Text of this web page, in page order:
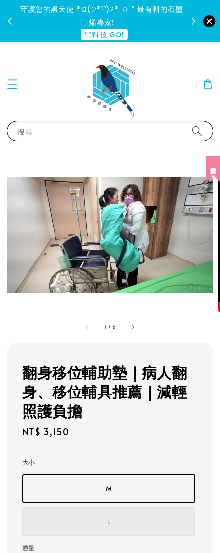
守護您的黑天使 *ଘ(੭*ˊᵕˋ)੭* ✩₊˚ 最有料的石墨
烯專家!
黑科技 GO!
搜尋
1 / 5
翻身移位輔助墊｜病人翻
身、移位輔具推薦｜減輕
照護負擔
Regular
NT$ 3,150
大小
M
L
數量